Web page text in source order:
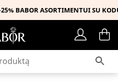
SU KODU MUSTHAVE